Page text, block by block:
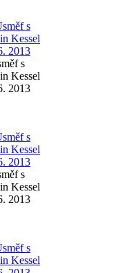
s
Kessel
2013
s
Kessel
2013